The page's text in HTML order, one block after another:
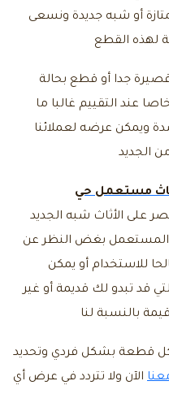
أو شبه جديدة ونسعى
لهذه القطع
جدا أو قطع بحالة
عند التقييم غالبا ما
ويمكن عرضه لعملائنا
الجديد
مستعمل حي
على الأثاث شبه الجديد
المستعمل بغض النظر عن
للاستخدام أو يمكن
قد تبدو لك قديمة أو غير
بالنسبة لنا
قطعة بشكل فردي وتحديد
الآن ولا تتردد في عرض أي